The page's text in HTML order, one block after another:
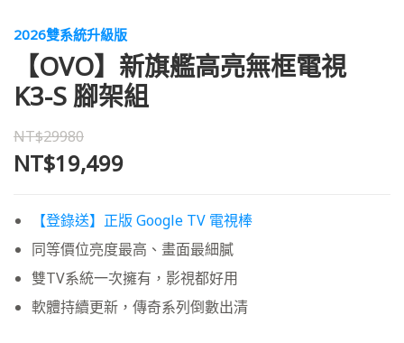
2026雙系統升級版
【OVO】新旗艦高亮無框電視
K3-S 腳架組
NT$29980
NT$19,499
【登錄送】正版 Google TV 電視棒
同等價位亮度最高、畫面最細膩
雙TV系統一次擁有，影視都好用
軟體持續更新，傳奇系列倒數出清